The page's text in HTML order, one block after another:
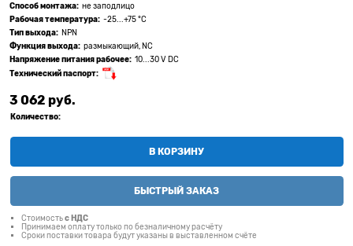
Способ монтажа: не заподлицо
Рабочая температура: -25...+75 °C
Тип выхода: NPN
Функция выхода: размыкающий, NC
Напряжение питания рабочее: 10...30 V DC
Технический паспорт:
3 062 руб.
Количество:
В КОРЗИНУ
БЫСТРЫЙ ЗАКАЗ
Стоимостьс НДС
Принимаем оплату только по безналичному расчёту
Сроки поставки товара будут указаны в выставленном счёте